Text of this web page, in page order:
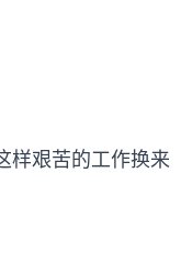
样艰苦的工作换来